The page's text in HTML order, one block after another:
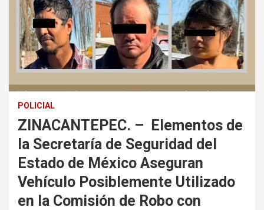
POLICIAL
ZINACANTEPEC. – Elementos de
la Secretaría de Seguridad del
Estado de México Aseguran
Vehículo Posiblemente Utilizado
en la Comisión de Robo con